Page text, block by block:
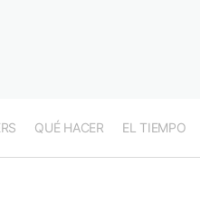
QUÉ HACER EL TIEMPO